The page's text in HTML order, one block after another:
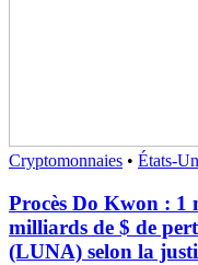
Cryptomonnaies • États-
Procès Do Kwon : 1
milliards de $ de
(LUNA) selon la